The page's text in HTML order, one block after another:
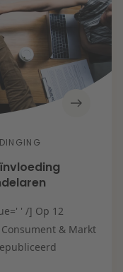
' /] Op 12
& Markt